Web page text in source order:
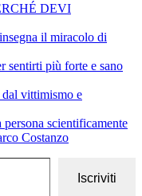
DEVI
il miracolo di
sentirti più forte e sano
vittimismo e
scientificamente
Costanzo
Iscriviti